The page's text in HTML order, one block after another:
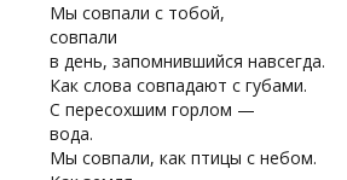
Мы совпали с тобой,
совпали
в день, запомнившийся навсегда.
Как слова совпадают с губами.
С пересохшим горлом —
вода.
Мы совпали, как птицы с небом.